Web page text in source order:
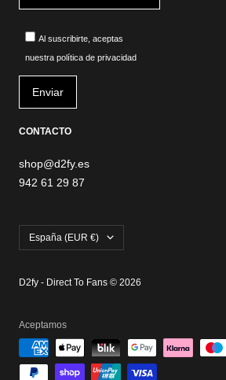
Al suscribirte, aceptas
nuestra política de privacidad
CONTACTO
shop@d2fy.es
942 61 29 87
País/región
España (EUR €)
D2fy - Direct To Fans © 2026
Aceptamos